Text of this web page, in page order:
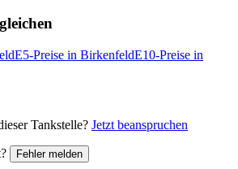
E5-Preise in BirkenfeldE10-Preise in
Tankstelle? Jetzt beanspruchen
Fehler melden